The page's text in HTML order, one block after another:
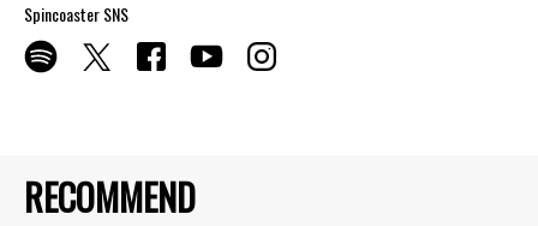
RECOMMEND
Spincoaster SNS